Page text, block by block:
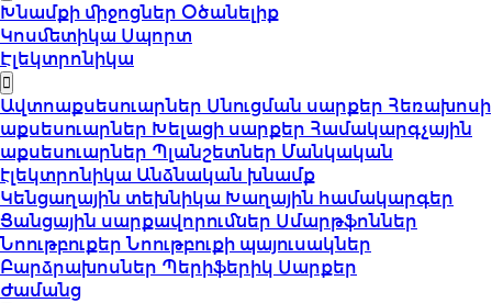
Խնամքի միջոցներ Օծանելիք
Կոսմետիկա Սպորտ
Էլեկտրոնիկա
Ավտոաքսեսուարներ Սնուցման սարքեր Հեռախոսի
աքսեսուարներ Խելացի սարքեր Համակարգչային
աքսեսուարներ Պլանշետներ Մանկական
էլեկտրոնիկա Անձնական խնամք
Կենցաղային տեխնիկա Խաղային համակարգեր
Ցանցային սարքավորումներ Սմարթֆոններ
ՆոութբուքերՆոութբուքի պայուսակներ
Բարձրախոսներ Պերիֆերիկ Սարքեր
Ժամանց